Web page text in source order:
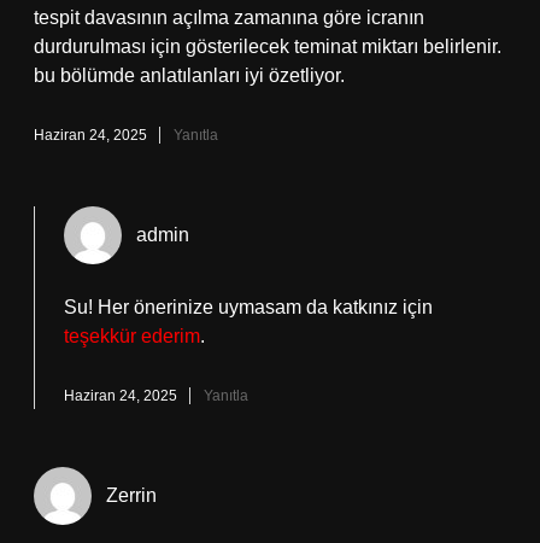
tespit davasının açılma zamanına göre icranın
durdurulması için gösterilecek teminat miktarı belirlenir.
bu bölümde anlatılanları iyi özetliyor.
Haziran 24, 2025 Yanıtla
admin
Su! Her önerinize uymasam da katkınız için
teşekkür ederim.
Haziran 24, 2025 Yanıtla
Zerrin